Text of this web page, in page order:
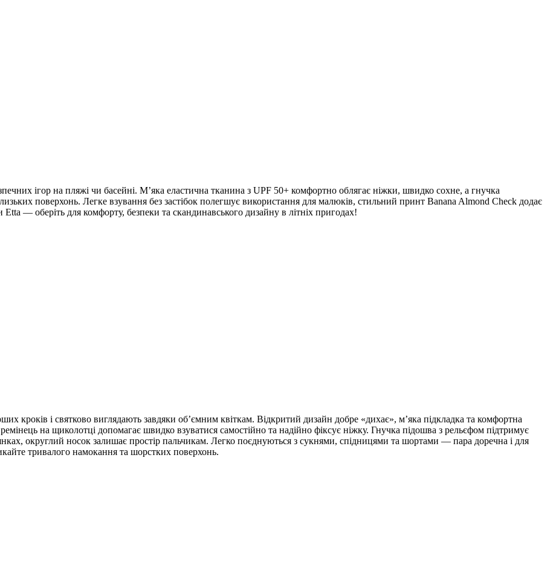
ігор на пляжі чи басейні. М’яка еластична тканина з UPF 50+ комфортно облягає ніжки, швидко сохне, а гнучка
поверхонь. Легке взування без застібок полегшує використання для малюків, стильний принт Banana Almond Check додає
— оберіть для комфорту, безпеки та скандинавського дизайну в літніх пригодах!
кроків і святково виглядають завдяки об’ємним квіткам. Відкритий дизайн добре «дихає», м’яка підкладка та комфортна
на щиколотці допомагає швидко взуватися самостійно та надійно фіксує ніжку. Гнучка підошва з рельєфом підтримує
округлий носок залишає простір пальчикам. Легко поєднуються з сукнями, спідницями та шортами — пара доречна і для
тривалого намокання та шорстких поверхонь.